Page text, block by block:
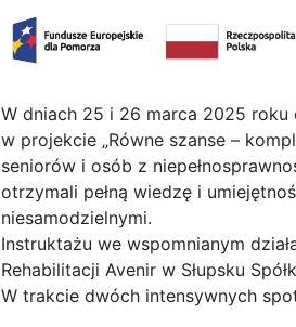
W dniach 25 i 26 marca 2025
w projekcie „Równe szanse –
seniorów i osób z
otrzymali pełną wiedzę i
niesamodzielnymi.
Instruktażu we wspomnianym
Rehabilitacji Avenir w Słupsku
W trakcie dwóch intensywnych